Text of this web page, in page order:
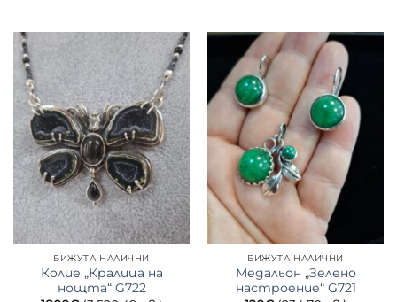
БИЖУТА НАЛИЧНИ
Колие „Кралица на
нощта“ G722
БИЖУТА НАЛИЧНИ
Медальон „Зелено
настроение“ G721